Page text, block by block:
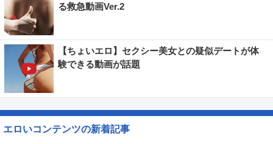
る救急動画Ver.2
【ちょいエロ】セクシー美女との疑似デートが体
験できる動画が話題
エロいコンテンツの新着記事